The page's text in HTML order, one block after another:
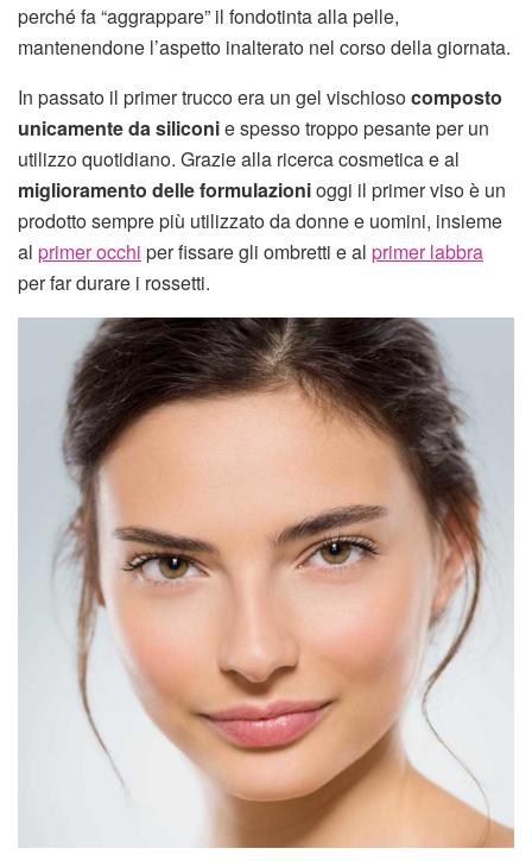
perché fa “aggrappare” il fondotinta alla pelle,
mantenendone l’aspetto inalterato nel corso della giornata.
In passato il primer trucco era un gel vischiosocomposto
unicamente da siliconie spesso troppo pesante per un
utilizzo quotidiano. Grazie alla ricerca cosmetica e al
miglioramento delle formulazionioggi il primer viso è un
prodotto sempre più utilizzato da donne e uomini, insieme
al primer occhi per fissare gli ombretti e al primer labbra
per far durare i rossetti.